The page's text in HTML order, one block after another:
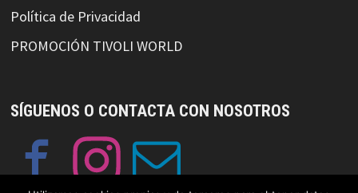
Política de Privacidad
PROMOCIÓN TIVOLI WORLD
SÍGUENOS O CONTACTA CON NOSOTROS